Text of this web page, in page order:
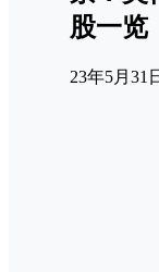
股一览
23年5月31